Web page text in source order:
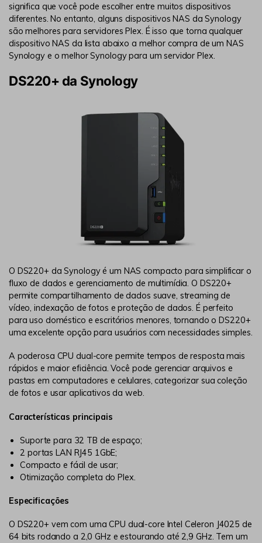
significa que você pode escolher entre muitos dispositivos
diferentes. No entanto, alguns dispositivos NAS da Synology
são melhores para servidores Plex. É isso que torna qualquer
dispositivo NAS da lista abaixo a melhor compra de um NAS
Synology e o melhor Synology para um servidor Plex.
DS220+ da Synology
O DS220+ da Synology é um NAS compacto para simplificar o
fluxo de dados e gerenciamento de multimídia. O DS220+
permite compartilhamento de dados suave, streaming de
vídeo, indexação de fotos e proteção de dados. É perfeito
para uso doméstico e escritórios menores, tornando o DS220+
uma excelente opção para usuários com necessidades simples.
A poderosa CPU dual-core permite tempos de resposta mais
rápidos e maior eficiência. Você pode gerenciar arquivos e
pastas em computadores e celulares, categorizar sua coleção
de fotos e usar aplicativos da web.
Características principais
Suporte para 32 TB de espaço;
2 portas LAN RJ45 1GbE;
Compacto e fácil de usar;
Otimização completa do Plex.
Especificações
O DS220+ vem com uma CPU dual-core Intel Celeron J4025 de
64 bits rodando a 2,0 GHz e estourando até 2,9 GHz. Tem um